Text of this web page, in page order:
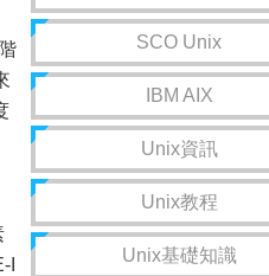
I
SCO Unix
IBM AIX
Unix資訊
Unix教程
Unix基礎知識